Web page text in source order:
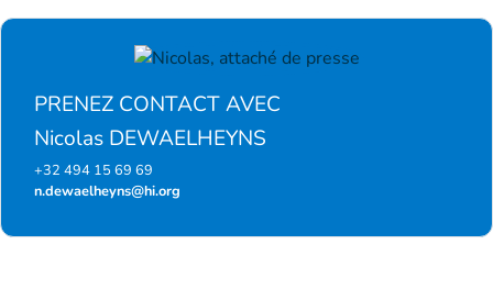
PRENEZ CONTACT AVEC
Nicolas DEWAELHEYNS
+32 494 15 69 69
n.dewaelheyns@hi.org